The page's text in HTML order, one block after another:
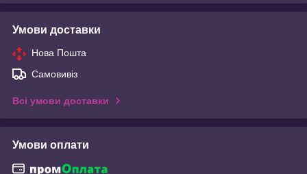
Умови доставки
Нова Пошта
Самовивіз
Всі умови доставки
Умови оплати